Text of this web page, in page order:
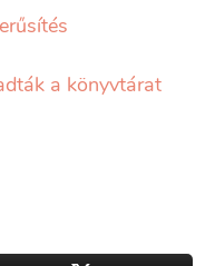
a könyvtárat